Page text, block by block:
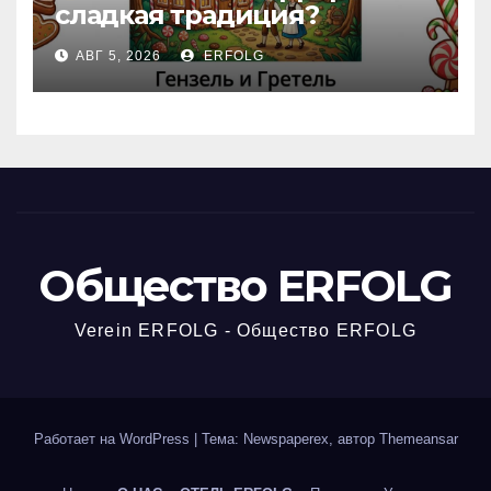
сладкая традиция?
Открываем секреты
вчерашней викторины!
АВГ 5, 2026 ERFOLG
Общество ERFOLG
Verein ERFOLG - Общество ERFOLG
Работает на WordPress | Тема: Newspaperex, автор Themeansar